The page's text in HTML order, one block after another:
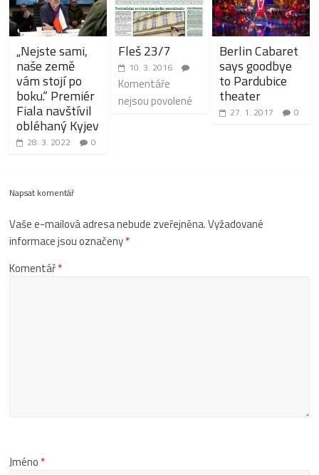
„Nejste sami,
naše země
vám stojí po
boku.“ Premiér
Fiala navštívil
obléhaný Kyjev
28. 3. 2022 0
Fleš 23/7
10. 3. 2016
Komentáře
nejsou povolené
Berlin Cabaret
says goodbye
to Pardubice
theater
27. 1. 2017 0
Napsat komentář
Vaše e-mailová adresa nebude zveřejněna.Vyžadované
informace jsou označeny*
Komentář*
Jméno *